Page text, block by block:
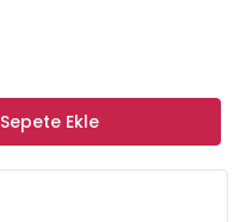
Sepete Ekle